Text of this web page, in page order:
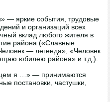
— яркие события, трудовые
и организаций всех
вклад любого жителя в
района («Славные
— легенда», «Человек
юбилею района» и т.д.).
я …» — принимаются
постановки, частушки,